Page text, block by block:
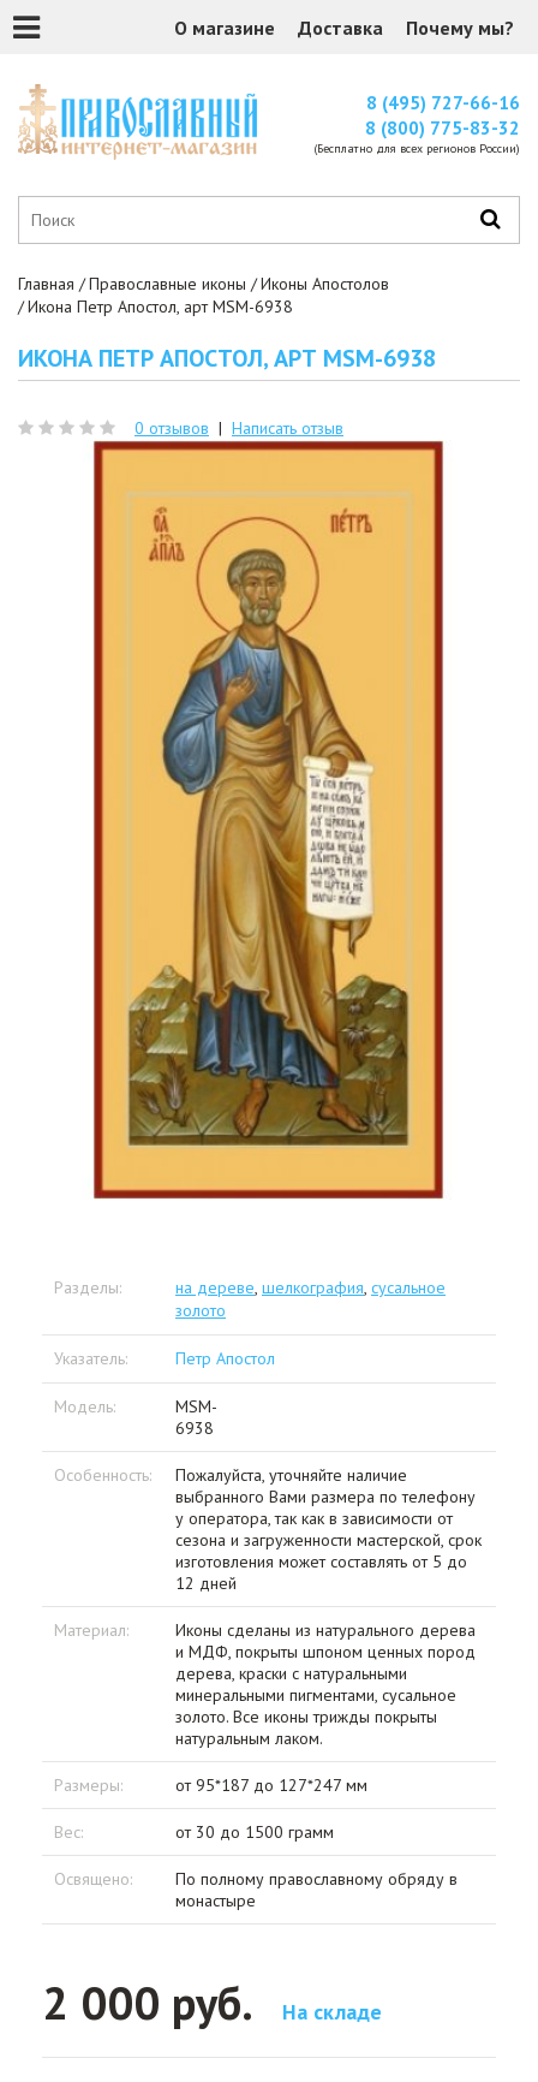
О магазине Доставка Почему мы?
8 (495) 727-66-16
8 (800) 775-83-32
(Бесплатно для всех регионов России)
Главная Православные иконы
Иконы Апостолов
Икона Петр Апостол, арт MSM-6938
ИКОНА ПЕТР АПОСТОЛ, АРТ MSM-6938
0 отзывов | Написать отзыв
Разделы: на дереве, шелкография, сусальное
золото
Указатель: Петр Апостол
Модель:
MSM-
6938
Особенность:
Пожалуйста, уточняйте наличие
выбранного Вами размера по телефону
у оператора, так как в зависимости от
сезона и загруженности мастерской, срок
изготовления может составлять от 5 до
12 дней
Материал:
Иконы сделаны из натурального дерева
и МДФ, покрыты шпоном ценных пород
дерева, краски с натуральными
минеральными пигментами, сусальное
золото. Все иконы трижды покрыты
натуральным лаком.
Размеры: от 95*187 до 127*247 мм
Вес: от 30 до 1500 грамм
Освящено:
По полному православному обряду в
монастыре
2 000 руб. На складе